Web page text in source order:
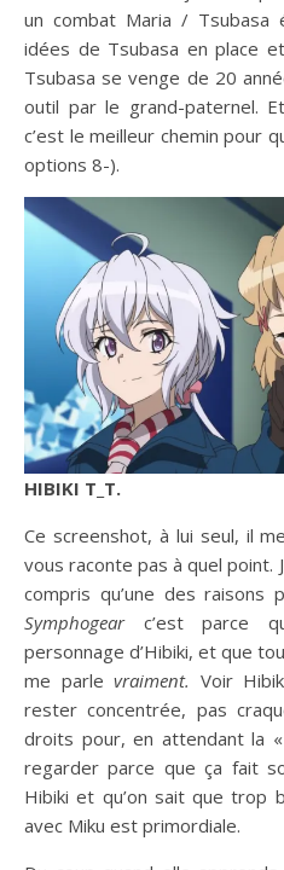
un combat Maria / Tsubasa
idées de Tsubasa en place
Tsubasa se venge de 20
outil par le grand-paternel.
c’est le meilleur chemin pour
options 8-).
HIBIKI T_T.
Ce screenshot, à lui seul, il
vous raconte pas à quel point.
compris qu’une des raisons
Symphogearc’est parce
personnage d’Hibiki, et que
me parle vraiment. Voir
rester concentrée, pas
droits pour, en attendant la
regarder parce que ça fait
Hibiki et qu’on sait que trop
avec Miku est primordiale.